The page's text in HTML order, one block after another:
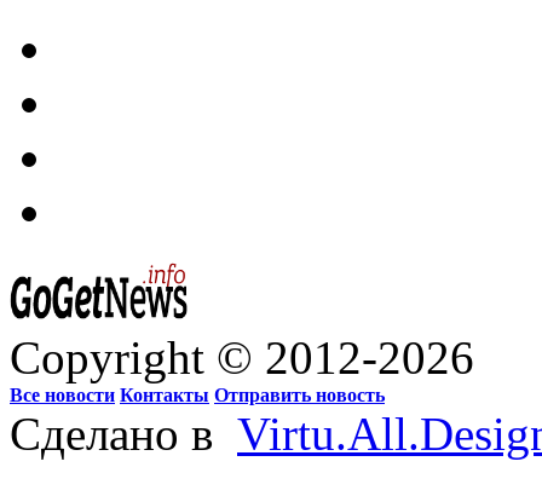
Copyright © 2012-2026
Все новости Контакты Отправить новость
Сделано в